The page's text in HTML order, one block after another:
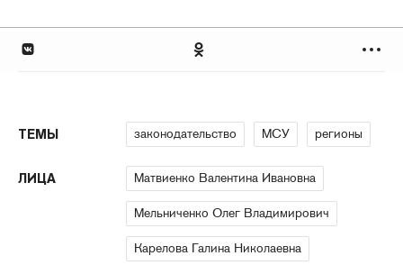
ТЕМЫ законодательство МСУ регионы
ЛИЦА Матвиенко Валентина Ивановна
Мельниченко Олег Владимирович
Карелова Галина Николаевна